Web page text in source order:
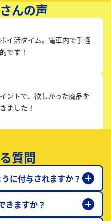
んの声
イ活タイム。電車内で手軽
です！
ントで、欲しかった商品を
ました！
質問
に付与されますか？
きますか？